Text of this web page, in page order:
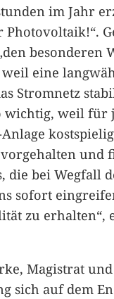
im Jahr
besonderen
weil eine
Stromnetz
wichtig, weil für
vorgehalten und
die bei Wegfall
sofort
zu erhalten“,
Magistrat
sich auf dem